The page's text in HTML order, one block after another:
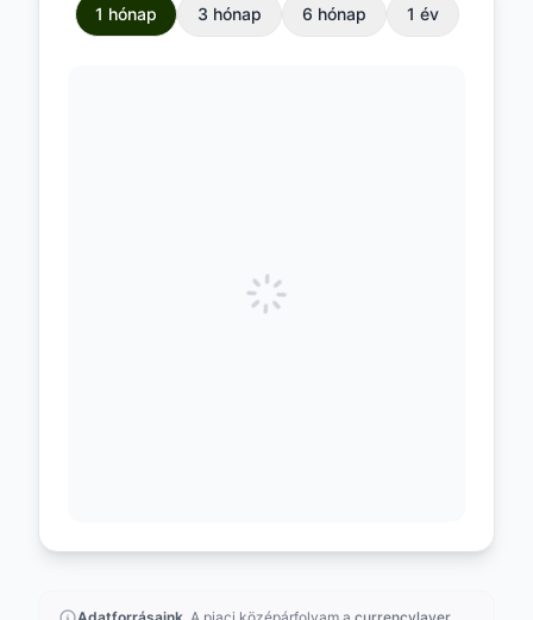
1 hónap 3 hónap 6 hónap 1 év
Adatforrásaink. A piaci középárfolyam a currencylayer